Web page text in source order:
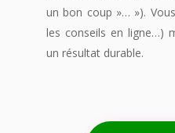
un bon coup »… »).
les conseils en ligne…)
un résultat durable.